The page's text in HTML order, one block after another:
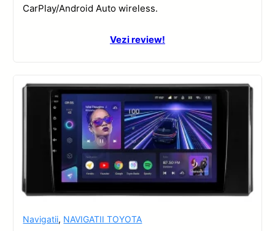
CarPlay/Android Auto wireless.
Vezi review!
Navigatii, NAVIGATII TOYOTA